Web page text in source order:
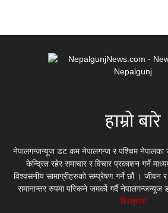
हाम्रो बारे
नेपालगन्जन्यूज डट कम नेपालगन्ज र पश्चिम नेपालका
केन्द्रित रहेर समाचार र विचार प्रकाशन गर्ने
विश्वसनीय सामाग्रीहरुको सम्प्रेषण गर्ने छौं ।
समानान्तर रुपमा पस्किने जमर्को गर्दै
विस्तृतमा